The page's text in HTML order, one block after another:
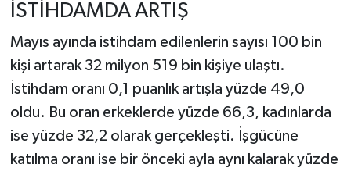
İSTİHDAMDA ARTIŞ
Mayıs ayında istihdam edilenlerin sayısı 100 bin
kişi artarak 32 milyon 519 bin kişiye ulaştı.
İstihdam oranı 0,1 puanlık artışla yüzde 49,0
oldu. Bu oran erkeklerde yüzde 66,3, kadınlarda
ise yüzde 32,2 olarak gerçekleşti. İşgücüne
katılma oranı ise bir önceki ayla aynı kalarak yüzde